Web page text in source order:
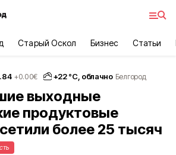
Старый Оскол Бизнес Статьи
+0.00€ +22°С, облачно Белгород
выходные
продуктовые
более 25 тысяч